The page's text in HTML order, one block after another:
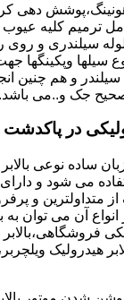
هونینگ،پوشش دهی
ترمیم کلیه
سیلندری و روی
سیلها وپکینگها
و هم چنین
صحیح جک و..می باشد.
در پاکدشت
زبان ساده نوعی
می شود و دارای
از متداولترین و
آن می توان به
فروشگاهی،بالابر
هیدرولیک